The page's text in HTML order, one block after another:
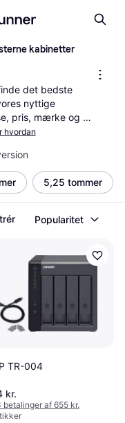
kabinetter
det bedste
nyttige
pris, mærke og
på tværs af
dig gennem et
du hurtigt kan finde
bliver din søgning
at hjælpe dig med at
hvordan
5,25 tommer
Popularitet
TR-004
kr.
betalinger af 655 kr.